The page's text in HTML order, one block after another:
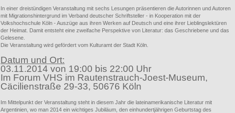
In einer dreistündigen Veranstaltung mit sechs Lesungen präsentieren die Autorinnen und Autoren
mit Migrationshintergrund im Verband deutscher Schriftsteller - in Kooperation mit der
Volkshochschule Köln - Auszüge aus ihren Werken auf Deutsch und eine ihrer Lieblingslektüren
der Heimat. Damit entsteht eine zweifache Perspektive von Literatur: das Geschriebene und das
Gelesene.
Die Veranstaltung wird gefördert vom Kulturamt der Stadt Köln.
Datum und Ort:
03.11.2014 von 19:00 bis 22:00 Uhr
Im Forum VHS im Rautenstrauch-Joest-Museum,
Cäcilienstraße 29-33, 50676 Köln
Im Mittelpunkt der Veranstaltung steht in diesem Jahr die lateinamerikanische Literatur mit
Argentinien, wo man 2014 ein wichtiges Jubiläum, den einhundertjährigen Geburtstag des